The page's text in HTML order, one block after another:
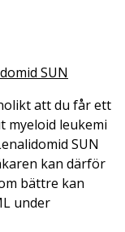
SUN
att du får ett
myeloid leukemi
SUN
kan därför
bättre kan
under